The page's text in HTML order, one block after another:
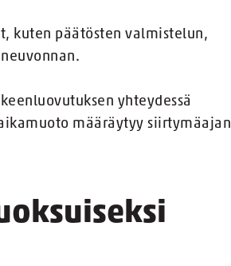
kuten päätösten valmistelun,
yhteydessä
määräytyy siirtymäajan